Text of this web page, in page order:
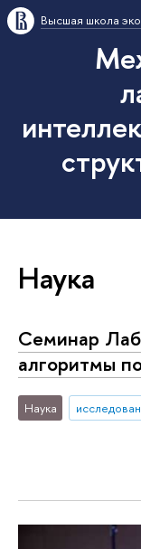
Высшая школа
Наука
Семинар
алгоритмы
Наука